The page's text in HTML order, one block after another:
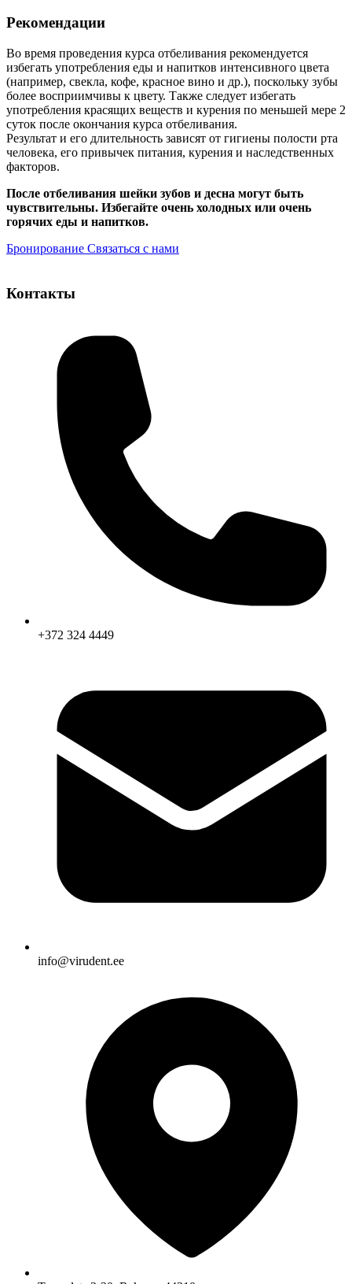
Рекомендации
Во время проведения курса отбеливания рекомендуется
избегать употребления еды и напитков интенсивного цвета
(например, свекла, кофе, красное вино и др.), поскольку зубы
более восприимчивы к цвету. Также следует избегать
употребления красящих веществ и курения по меньшей мере 2
суток после окончания курса отбеливания.
Результат и его длительность зависят от гигиены полости рта
человека, его привычек питания, курения и наследственных
факторов.
После отбеливания шейки зубов и десна могут быть
чувствительны. Избегайте очень холодных или очень
горячих еды и напитков.
Бронирование Связаться с нами
Контакты
+372 324 4449
info@virudent.ee